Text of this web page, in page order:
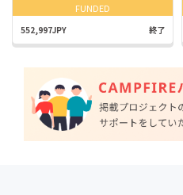
FUNDED
552,997JPY 終了